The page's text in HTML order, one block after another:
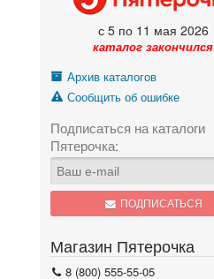
с 5 по 11 мая 2026
каталог закончился
Архив каталогов
Сообщить об ошибке
Подписаться на каталоги
Пятерочка:
ПОДПИСАТЬСЯ
Магазин Пятерочка
8 (800) 555-55-05